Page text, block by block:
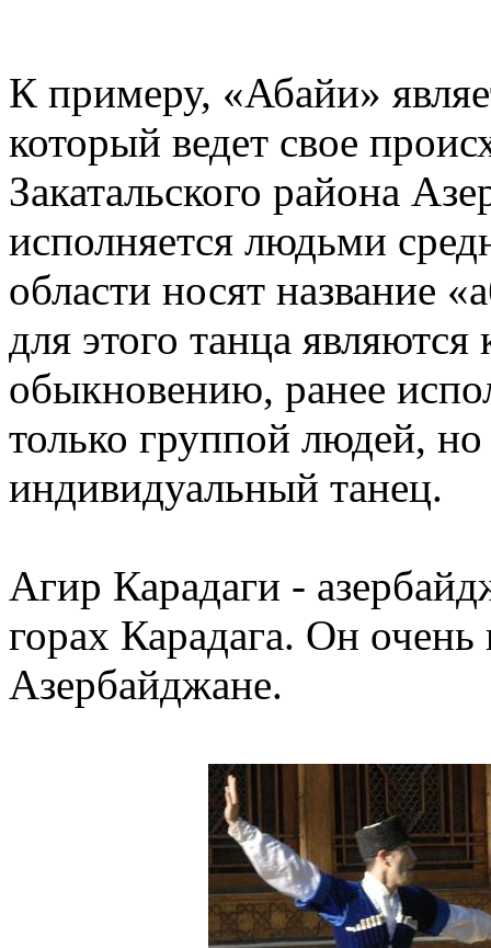
К примеру, «Абайи»
который ведет свое
Закатальского района
исполняется людьми
области носят название
для этого танца
обыкновению, ранее
только группой людей,
индивидуальный танец.
Агир Карадаги -
горах Карадага. Он
Азербайджане.